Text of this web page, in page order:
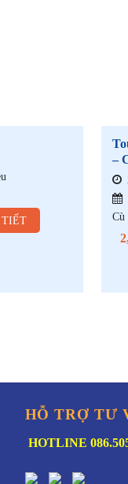
TIẾT
–
Cù
HỖ TRỢ TƯ
HOTLINE